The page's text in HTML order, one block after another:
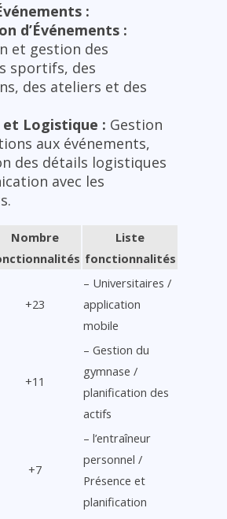
:
d’Événements :
et gestion des
sportifs, des
des ateliers et des
Logistique : Gestion
aux événements,
des détails logistiques
avec les
Nombre
Liste
fonctionnalités
+23
– Universitaires /
application
mobile
+11
– Gestion du
gymnase /
planification des
actifs
+7
– l’entraîneur
personnel /
Présence et
planification